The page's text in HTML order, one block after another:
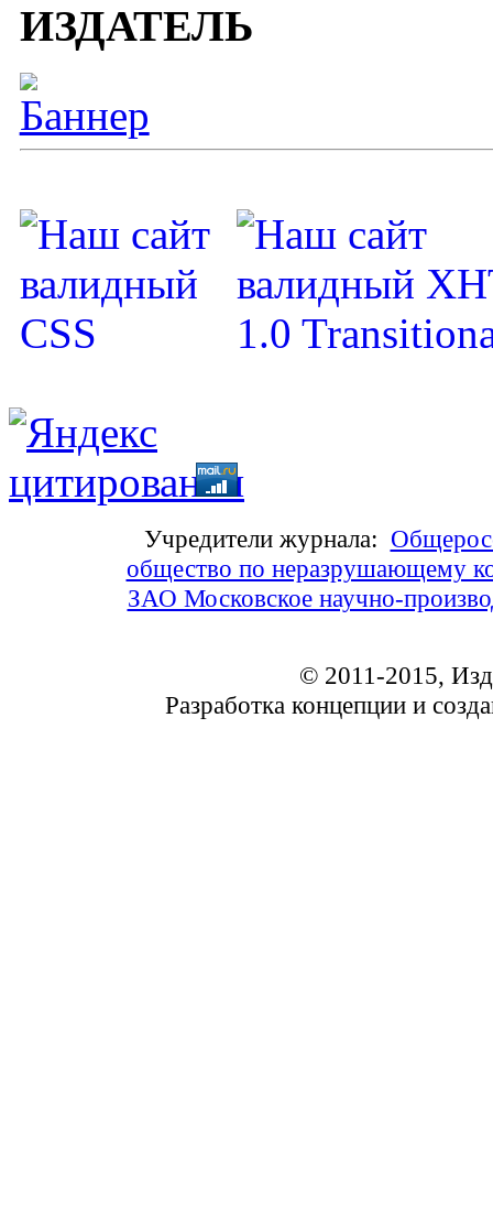
ИЗДАТЕЛЬ
Учредители журнала:
общество по неразрушающему
ЗАО Московское научно-
© 2011-2015,
Разработка концепции и